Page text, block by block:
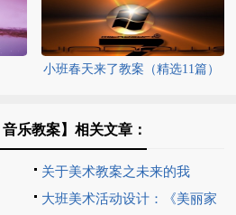
小班春天来了教案（精选11篇）
乐教案】相关文章：
关于美术教案之未来的我
大班美术活动设计：《美丽家